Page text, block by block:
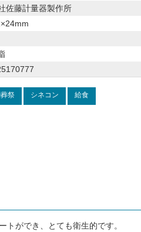
佐藤計量器製作所
祭 シネコン 給食
ができ、とても衛生的です。